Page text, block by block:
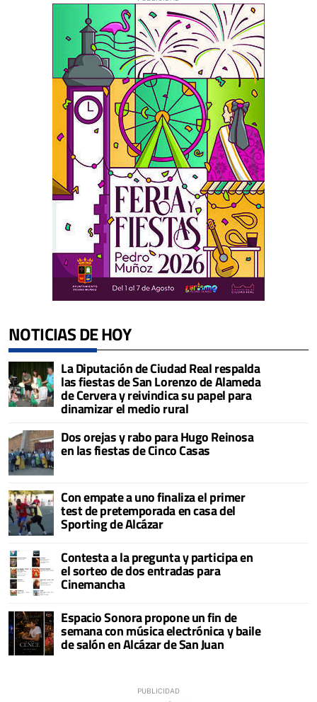
NOTICIAS DE HOY
La Diputación de Ciudad Real respalda
las fiestas de San Lorenzo de Alameda
de Cervera y reivindica su papel para
dinamizar el medio rural
Dos orejas y rabo para Hugo Reinosa
en las fiestas de Cinco Casas
Con empate a uno finaliza el primer
test de pretemporada en casa del
Sporting de Alcázar
Contesta a la pregunta y participa en
el sorteo de dos entradas para
Cinemancha
Espacio Sonora propone un fin de
semana con música electrónica y baile
de salón en Alcázar de San Juan